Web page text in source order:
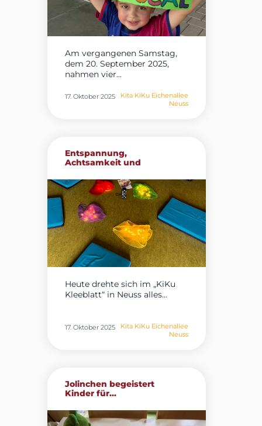
Am vergangenen Samstag,
dem 20. September 2025,
nahmen vier...
17. Oktober 2025
Kita KiKu Eichenallee
Neuss
Entspannung,
Achtsamkeit und
Heute drehte sich im „KiKu
Kleeblatt“ in Neuss alles...
17. Oktober 2025
Kita KiKu Eichenallee
Neuss
Jolinchen begeistert
Kinder für...